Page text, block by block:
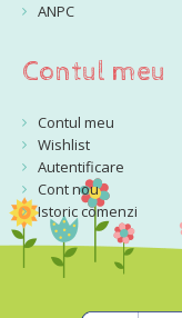
ANPC
Contul meu
Contul meu
Wishlist
Autentificare
Cont nou
Istoric comenzi